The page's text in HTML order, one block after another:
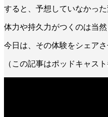
すると、予想していなかっ
体力や持久力がつくのは当
今日は、その体験をシェア
（この記事はポッドキャスト